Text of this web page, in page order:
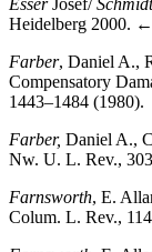
EsserJosef/Schmidt
Heidelberg 2000.
Farber, Daniel A.,
Compensatory
1443–1484 (1980).
Farber, Daniel A.,
Nw. U. L. Rev.,
Farnsworth, E.
Colum. L. Rev.,